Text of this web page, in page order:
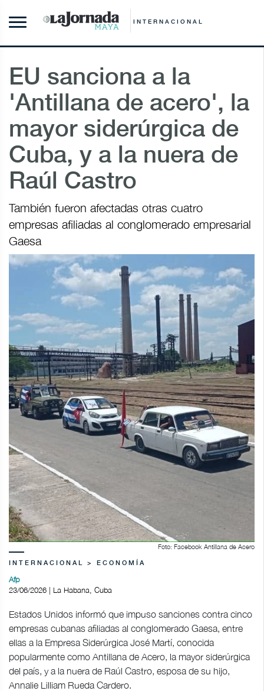
INTERNACIONAL
EU sanciona a la
'Antillana de acero', la
mayor siderúrgica de
Cuba, y a la nuera de
Raúl Castro
También fueron afectadas otras cuatro
empresas afiliadas al conglomerado empresarial
Gaesa
Foto: Facebook Antillana de Acero
INTERNACIONAL > ECONOMÍA
Afp
23/06/2026 | La Habana, Cuba
Estados Unidos informó que impuso sanciones contra cinco
empresas cubanas afiliadas al conglomerado Gaesa, entre
ellas a la Empresa Siderúrgica José Martí, conocida
popularmente como Antillana de Acero, la mayor siderúrgica
del país, y a la nuera de Raúl Castro, esposa de su hijo,
Annalie Lilliam Rueda Cardero.